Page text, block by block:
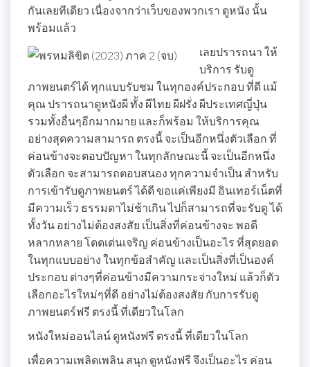
กันเลยทีเดียว เนื่องจากว่าเว็บของพวกเรา ดูหนัง นั้น
พร้อมแล้ว
เลยปรารถนา ให้
บริการ รับดู
ภาพยนตร์ได้ ทุกแบบรับชม ในทุกองค์ประกอบ ที่ดี แม้
คุณ ปรารถนาดูหนังผี ทั้ง ผีไทย ผีฝรั่ง ผีประเทศญี่ปุ่น
รวมทั้งอื่นๆอีกมากมาย และก็พร้อม ให้บริการคุณ
อย่างสุดความสามารถ ตรงนี้ จะเป็นอีกหนึ่งตัวเลือก ที่
ค่อนข้างจะตอบปัญหา ในทุกลักษณะนี้ จะเป็นอีกหนึ่ง
ตัวเลือก จะสามารถตอบสนอง ทุกความจำเป็น สำหรับ
การเข้ารับดูภาพยนตร์ ได้ดี ขอแค่เพียงมี อินเทอร์เน็ตที่
มีความเร็ว ธรรมดาไม่ช้าเกิน ไปก็สามารถที่จะรับดู ได้
ทั้งวัน อย่างไม่ต้องสงสัย เป็นสิ่งที่ค่อนข้างจะ พอดี
หลากหลาย โดดเด่นเจริญ ค่อนข้างเป็นอะไร ที่สุดยอด
ในทุกแบบอย่าง ในทุกข้อสำคัญ และเป็นสิ่งที่เป็นองค์
ประกอบ ต่างๆที่ค่อนข้างมีความกระจ่างใหม่ แล้วก็ตัว
เลือกอะไรใหม่ๆที่ดี อย่างไม่ต้องสงสัย กับการรับดู
ภาพยนตร์ฟรี ตรงนี้ ที่เดียวในโลก
หนังใหม่ออนไลน์ ดูหนังฟรี ตรงนี้ ที่เดียวในโลก
เพื่อความเพลิดเพลิน สนุก ดูหนังฟรี จึงเป็นอะไร ค่อน